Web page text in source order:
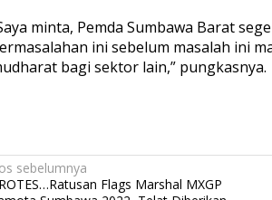
minta, Pemda Sumbawa Barat
ini sebelum masalah ini
bagi sektor lain,” pungkasnya.
sebelumnya
Flags Marshal MXGP